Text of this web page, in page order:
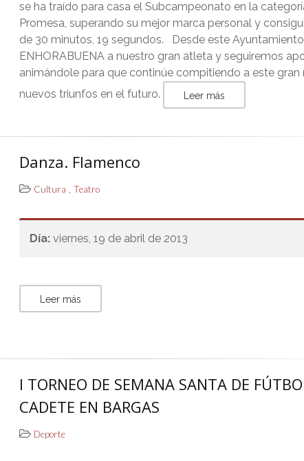
se ha traído para casa el Subcampeonato en la
Promesa, superando su mejor marca personal y
de 30 minutos, 19 segundos. Desde este
ENHORABUENA a nuestro gran atleta y seguiremos
animándole para que continúe compitiendo a este gran
nuevos triunfos en el futuro.
Leer más
Danza. Flamenco
Cultura ,Teatro
Día:viernes, 19 de abril de 2013
Leer más
I TORNEO DE SEMANA SANTA DE
CADETE EN BARGAS
Deporte